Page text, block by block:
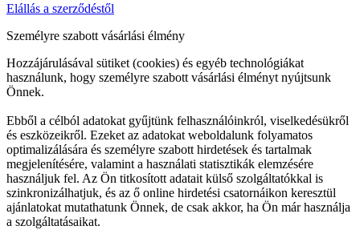
Elállás a szerződéstől
Személyre szabott vásárlási élmény
Hozzájárulásával sütiket (cookies) és egyéb technológiákat
használunk, hogy személyre szabott vásárlási élményt nyújtsunk
Önnek.
Ebből a célból adatokat gyűjtünk felhasználóinkról, viselkedésükről
és eszközeikről. Ezeket az adatokat weboldalunk folyamatos
optimalizálására és személyre szabott hirdetések és tartalmak
megjelenítésére, valamint a használati statisztikák elemzésére
használjuk fel. Az Ön titkosított adatait külső szolgáltatókkal is
szinkronizálhatjuk, és az ő online hirdetési csatornáikon keresztül
ajánlatokat mutathatunk Önnek, de csak akkor, ha Ön már használja
a szolgáltatásaikat.